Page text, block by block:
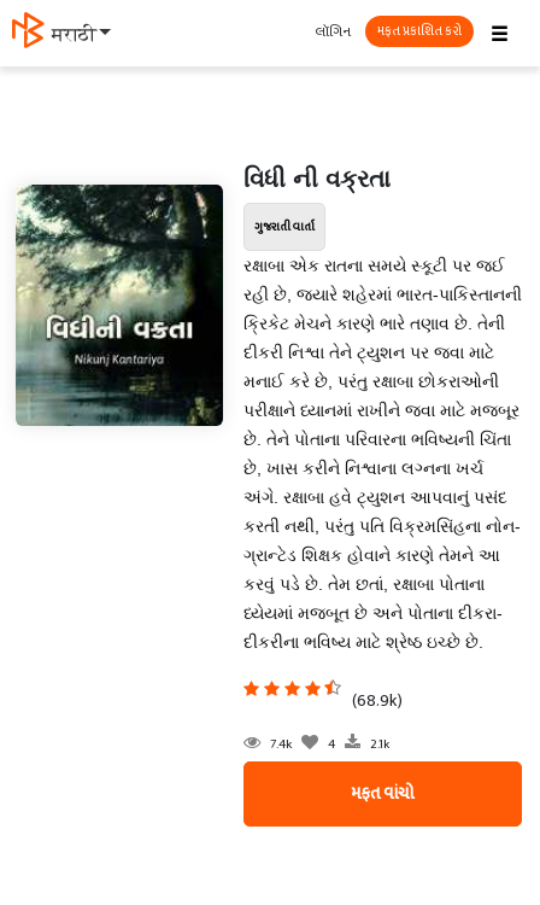
मराठी ☰
લૉગિન મફત પ્રકાશિત કરો
વિધી ની વક્રતા
ગુજરાતી વાર્તા
રક્ષાબા એક રાતના સમયે સ્કૂટી પર જઈ
રહી છે, જ્યારે શહેરમાં ભારત-પાકિસ્તાનની
ક્રિકેટ મેચને કારણે ભારે તણાવ છે. તેની
દીકરી નિશ્વા તેને ટ્યુશન પર જવા માટે
મનાઈ કરે છે, પરંતુ રક્ષાબા છોકરાઓની
પરીક્ષાને ધ્યાનમાં રાખીને જવા માટે મજબૂર
છે. તેને પોતાના પરિવારના ભવિષ્યની ચિંતા
છે, ખાસ કરીને નિશ્વાના લગ્નના ખર્ચ
અંગે. રક્ષાબા હવે ટ્યુશન આપવાનું પસંદ
કરતી નથી, પરંતુ પતિ વિક્રમસિંહના નોન-
ગ્રાન્ટેડ શિક્ષક હોવાને કારણે તેમને આ
કરવું પડે છે. તેમ છતાં, રક્ષાબા પોતાના
ધ્યેયમાં મજબૂત છે અને પોતાના દીકરા-
દીકરીના ભવિષ્ય માટે શ્રેષ્ઠ ઇચ્છે છે.
(68.9k)
7.4k 4 2.1k
મફત વાંચો